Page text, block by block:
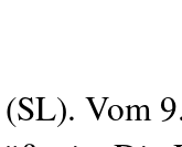
(SL). Vom